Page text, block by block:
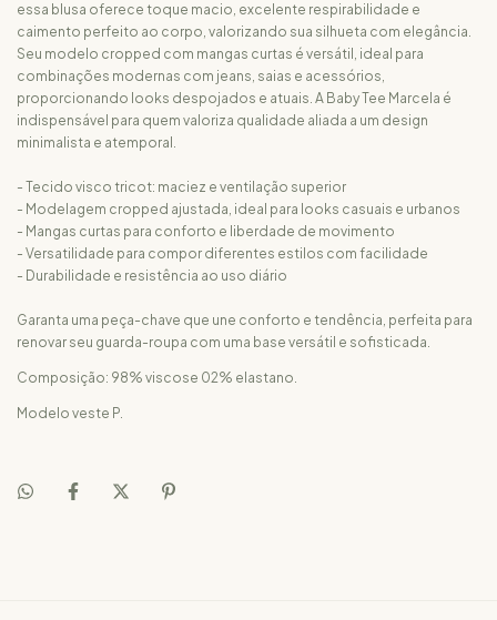
essa blusa oferece toque macio, excelente respirabilidade e
caimento perfeito ao corpo, valorizando sua silhueta com elegância.
Seu modelo cropped com mangas curtas é versátil, ideal para
combinações modernas com jeans, saias e acessórios,
proporcionando looks despojados e atuais. A Baby Tee Marcela é
indispensável para quem valoriza qualidade aliada a um design
minimalista e atemporal.
- Tecido visco tricot: maciez e ventilação superior
- Modelagem cropped ajustada, ideal para looks casuais e urbanos
- Mangas curtas para conforto e liberdade de movimento
- Versatilidade para compor diferentes estilos com facilidade
- Durabilidade e resistência ao uso diário
Garanta uma peça-chave que une conforto e tendência, perfeita para
renovar seu guarda-roupa com uma base versátil e sofisticada.
Composição: 98% viscose 02% elastano.
Modelo veste P.